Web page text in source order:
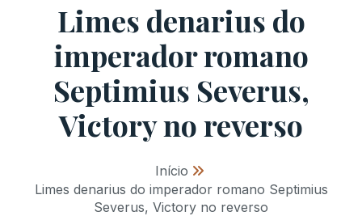
Limes denarius do
imperador romano
Septimius Severus,
Victory no reverso
Início »
Limes denarius do imperador romano Septimius
Severus, Victory no reverso